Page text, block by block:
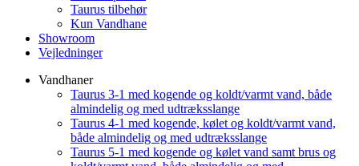
Taurus tilbehør
Kun Vandhane
Showroom
Vejledninger
Vandhaner
Taurus 3-1 med kogende og koldt/varmt vand, både
almindelig og med udtræksslange
Taurus 4-1 med kogende, kølet og koldt/varmt vand,
både almindelig og med udtræksslange
Taurus 5-1 med kogende og kølet vand samt brus og